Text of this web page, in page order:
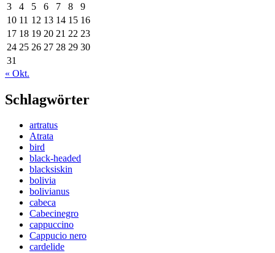
3
4 5 6 7 8
9
10 11 12 13 14 15 16
17 18 19 20 21 22 23
24 25 26 27 28 29 30
31
« Okt.
Schlagwörter
artratus
Atrata
bird
black-headed
blacksiskin
bolivia
bolivianus
cabeca
Cabecinegro
cappuccino
Cappucio nero
cardelide